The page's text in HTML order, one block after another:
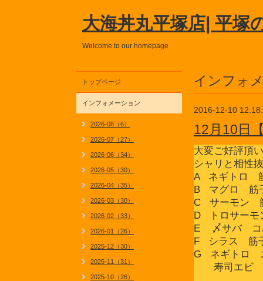
大海丼丸平塚店| 平塚
Welcome to our homepage
インフォ
2016-12-10
12月10日
大変ご好評頂
シャリと相性
A ネギトロ
B マグロ 筋
C サーモン
D トロサー
E 〆サバ コ
F シラス 筋
G ネギトロ
寿司エビ
トップページ
インフォメーション
2026-08（6）
2026-07（27）
2026-06（34）
2026-05（30）
2026-04（35）
2026-03（30）
2026-02（33）
2026-01（26）
2025-12（30）
2025-11（31）
2025-10（26）